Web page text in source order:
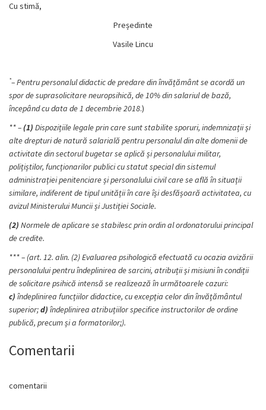
Cu stimă,
Președinte
Vasile Lincu
*– Pentru personalul didactic de predare din învățământ se acordă un
spor de suprasolicitare neuropsihică, de 10% din salariul de bază,
începând cu data de 1 decembrie 2018.)
** –(1) Dispozițiile legale prin care sunt stabilite sporuri, indemnizații și
alte drepturi de natură salarială pentru personalul din alte domenii de
activitate din sectorul bugetar se aplică și personalului militar,
polițiștilor, funcționarilor publici cu statut special din sistemul
administrației penitenciare și personalului civil care se află în situații
similare, indiferent de tipul unității în care își desfășoară activitatea, cu
avizul Ministerului Muncii și Justiției Sociale.
(2) Normele de aplicare se stabilesc prin ordin al ordonatorului principal
de credite.
*** – (art. 12. alin. (2) Evaluarea psihologică efectuată cu ocazia avizării
personalului pentru îndeplinirea de sarcini, atribuții și misiuni în condiții
de solicitare psihică intensă se realizează în următoarele cazuri:
c) îndeplinirea funcțiilor didactice, cu excepția celor din învățământul
superior;d) îndeplinirea atribuțiilor specifice instructorilor de ordine
publică, precum și a formatorilor;).
Comentarii
comentarii